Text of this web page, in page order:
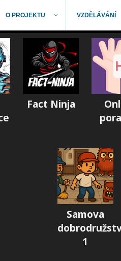
O PROJEKTU VZDĚLÁVÁNÍ
Fact Ninja
Samova
1